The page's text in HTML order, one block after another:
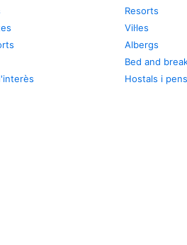
Resorts
Vil·les
Albergs
Bed and
Hostals i